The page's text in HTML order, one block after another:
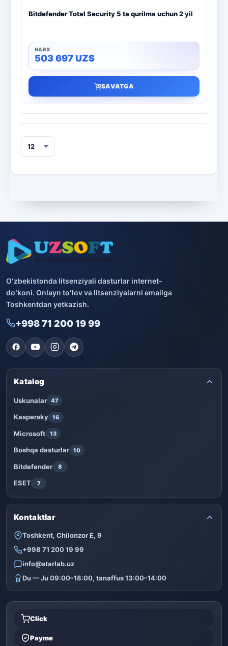
Bitdefender Total Security 5 ta qurilma uchun 2 yil
503 697UZS
SAVATGA
Oʻzbekistonda litsenziyali dasturlar internet-
doʻkoni. Onlayn toʻlov va litsenziyalarni emailga
Toshkentdan yetkazish.
+998 71 200 19 99
Katalog
Uskunalar 47
Kaspersky 16
Microsoft 13
Boshqa dasturlar 10
Bitdefender 8
ESET 7
Kontaktlar
Toshkent, Chilonzor E, 9
+998 71 200 19 99
info@starlab.uz
Du — Ju 09:00–18:00, tanaffus 13:00–14:00
Click
Payme